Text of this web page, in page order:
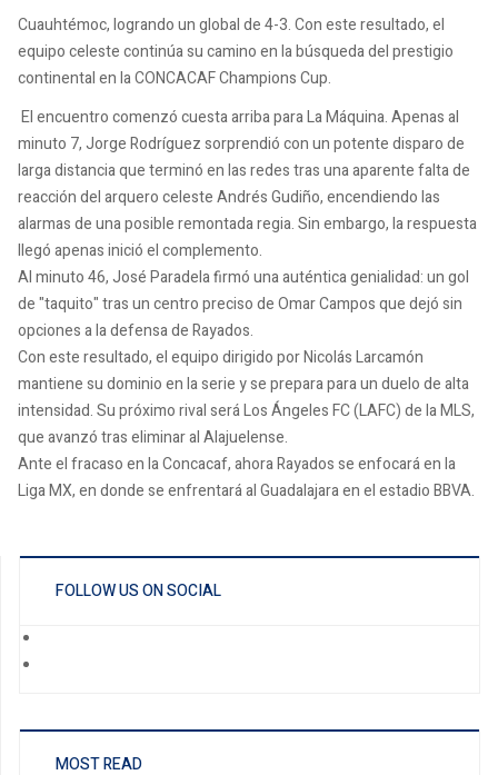
Cuauhtémoc, logrando un global de 4-3. Con este resultado, el
equipo celeste continúa su camino en la búsqueda del prestigio
continental en la CONCACAF Champions Cup.
El encuentro comenzó cuesta arriba para La Máquina. Apenas al
minuto 7, Jorge Rodríguez sorprendió con un potente disparo de
larga distancia que terminó en las redes tras una aparente falta de
reacción del arquero celeste Andrés Gudiño, encendiendo las
alarmas de una posible remontada regia. Sin embargo, la respuesta
llegó apenas inició el complemento.
Al minuto 46, José Paradela firmó una auténtica genialidad: un gol
de "taquito" tras un centro preciso de Omar Campos que dejó sin
opciones a la defensa de Rayados.
Con este resultado, el equipo dirigido por Nicolás Larcamón
mantiene su dominio en la serie y se prepara para un duelo de alta
intensidad. Su próximo rival será Los Ángeles FC (LAFC) de la MLS,
que avanzó tras eliminar al Alajuelense.
Ante el fracaso en la Concacaf, ahora Rayados se enfocará en la
Liga MX, en donde se enfrentará al Guadalajara en el estadio BBVA.
FOLLOW US ON SOCIAL
MOST READ